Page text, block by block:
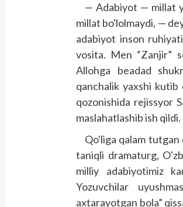
— Adabiyot — millat
millat bo'lolmaydi, —
adabiyot inson
vosita. Men “Zanjir”
Allohga beadad
qanchalik yaxshi kutib
qozonishida rejissyor
maslahatlashib ish qildi.
Qo'liga qalam
taniqli dramaturg,
milliy adabiyotimiz
Yozuvchilar
axtarayotgan bola”